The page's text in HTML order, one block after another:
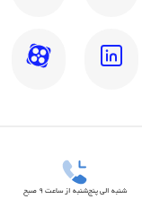
شنبه الی پنج‌شنبه از ساعت 9 صبح